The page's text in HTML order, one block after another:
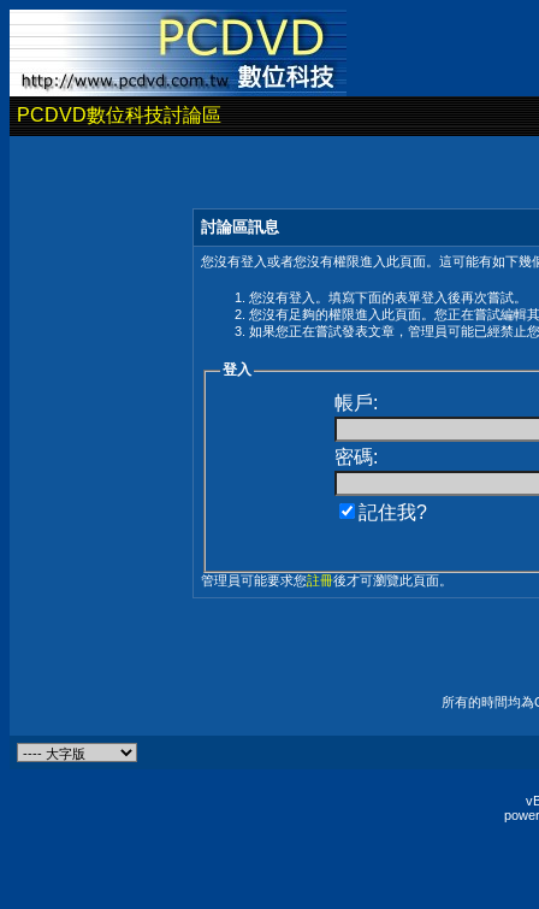
PCDVD數位科技討論區
討論區訊息
您沒有登入或者您沒有權限進入此頁面。這可能有如下幾
您沒有登入。填寫下面的表單登入後再次嘗試。
您沒有足夠的權限進入此頁面。您正在嘗試編輯
如果您正在嘗試發表文章，管理員可能已經禁止
登入
帳戶:
密碼:
記住我?
管理員可能要求您註冊後才可瀏覽此頁面。
所有的時間均為